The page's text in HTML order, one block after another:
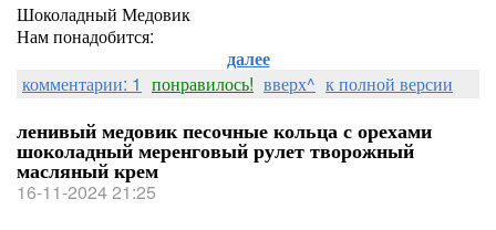
Шоколадный Медовик
Нам понадобится:
далее
комментарии: 1 понравилось! вверх^ к полной версии
ленивый медовик песочные кольца с орехами
шоколадный меренговый рулет творожный
масляный крем
16-11-2024 21:25